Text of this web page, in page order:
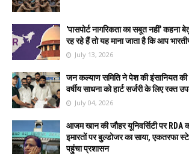
'पासपोर्ट नागरिकता का सबूत नहीं' कहना
रह रहे हैं तो यह माना जाता है कि आप
July 13, 2026
जन कल्याण समिति ने पेश की इंसानियत
वर्षीय साधना को हार्ट सर्जरी के लिए रक्त
July 04, 2026
आजम खान की जौहर यूनिवर्सिटी पर
इमारतों पर बुल्डोजर का साया, एकतरफा
पहुंचा प्रशासन